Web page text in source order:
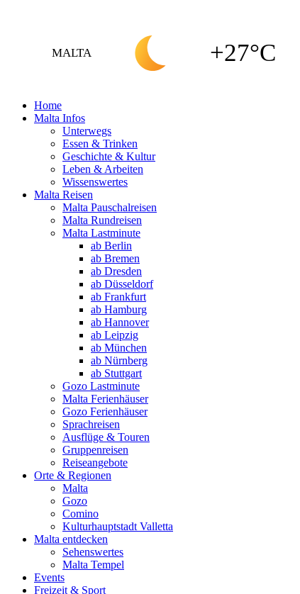
MALTA +27°C
Home
Malta Infos
Unterwegs
Essen & Trinken
Geschichte & Kultur
Leben & Arbeiten
Wissenswertes
Malta Reisen
Malta Pauschalreisen
Malta Rundreisen
Malta Lastminute
ab Berlin
ab Bremen
ab Dresden
ab Düsseldorf
ab Frankfurt
ab Hamburg
ab Hannover
ab Leipzig
ab München
ab Nürnberg
ab Stuttgart
Gozo Lastminute
Malta Ferienhäuser
Gozo Ferienhäuser
Sprachreisen
Ausflüge & Touren
Gruppenreisen
Reiseangebote
Orte & Regionen
Malta
Gozo
Comino
Kulturhauptstadt Valletta
Malta entdecken
Sehenswertes
Malta Tempel
Events
Freizeit & Sport